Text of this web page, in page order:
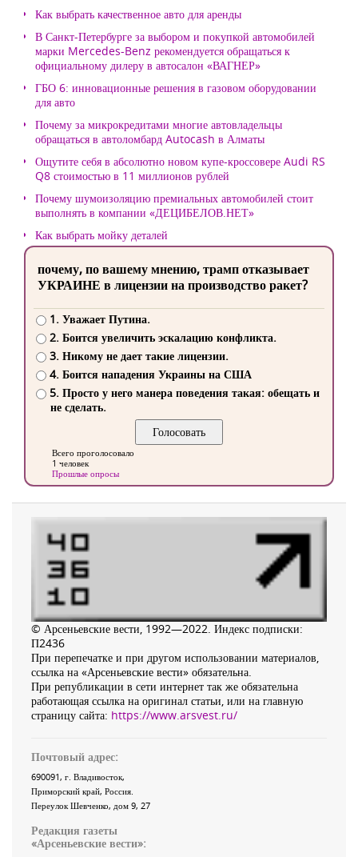
Как выбрать качественное авто для аренды
В Санкт-Петербурге за выбором и покупкой автомобилей
марки Mercedes-Benz рекомендуется обращаться к
официальному дилеру в автосалон «ВАГНЕР»
ГБО 6: инновационные решения в газовом оборудовании
для авто
Почему за микрокредитами многие автовладельцы
обращаться в автоломбард Autocash в Алматы
Ощутите себя в абсолютно новом купе-кроссовере Audi RS
Q8 стоимостью в 11 миллионов рублей
Почему шумоизоляцию премиальных автомобилей стоит
выполнять в компании «ДЕЦИБЕЛОВ.НЕТ»
Как выбрать мойку деталей
почему, по вашему мнению, трамп отказывает
УКРАИНЕ в лицензии на производство ракет?
1. Уважает Путина.
2. Боится увеличить эскалацию конфликта.
3. Никому не дает такие лицензии.
4. Боится нападения Украины на США
5. Просто у него манера поведения такая: обещать и
не сделать.
Всего проголосовало
1 человек
Прошлые опросы
© Арсеньевские вести, 1992—2022. Индекс подписки:
П2436
При перепечатке и при другом использовании материалов,
ссылка на «Арсеньевские вести» обязательна.
При републикации в сети интернет так же обязательна
работающая ссылка на оригинал статьи, или на главную
страницу сайта: https://www.arsvest.ru/
Почтовый адрес:
690091, г. Владивосток,
Приморский край, Россия
Переулок Шевченко, дом 9, 27
Редакция газеты
«Арсеньевские вести»: